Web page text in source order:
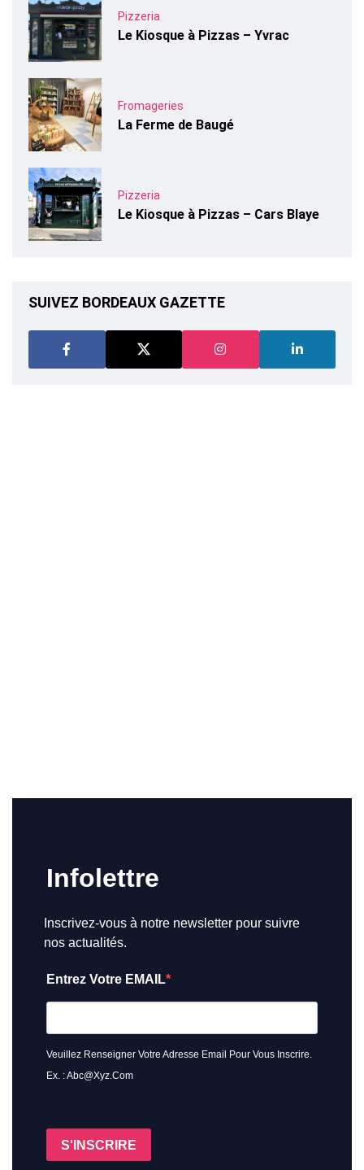
Pizzeria
Le Kiosque à Pizzas – Yvrac
Fromageries
La Ferme de Baugé
Pizzeria
Le Kiosque à Pizzas – Cars Blaye
SUIVEZ BORDEAUX GAZETTE
Infolettre
Inscrivez-vous à notre newsletter pour suivre
nos actualités.
Entrez Votre EMAIL
Veuillez Renseigner Votre Adresse Email Pour Vous Inscrire.
Ex. : Abc@xyz.com
S'INSCRIRE